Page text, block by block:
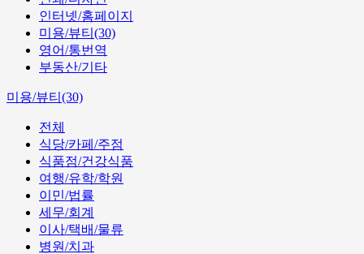
인터넷/홈페이지
미용/뷰티(30)
영어/통번역
부동산/기타
미용/뷰티(30)
전체
식당/카페/주점
식품점/건강식품
여행/유학/학원
이민/법률
세무/회계
이사/택배/물류
병원/치과